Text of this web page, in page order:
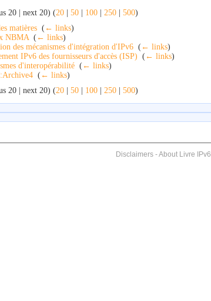
20 | next 20) (20 | 50 | 100 | 250 | 500)
matières ( ← links)
NBMA ( ← links)
des mécanismes d'intégration d'IPv6 ( ← links)
IPv6 des fournisseurs d'accès (ISP) ( ← links)
d'interopérabilité ( ← links)
( ← links)
20 | next 20) (20 | 50 | 100 | 250 | 500)
Disclaimers-About Livre IPv6